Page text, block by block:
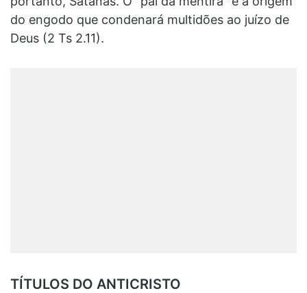
do engodo que condenará multidões ao juízo de
Deus (2 Ts 2.11).
TÍTULOS DO ANTICRISTO